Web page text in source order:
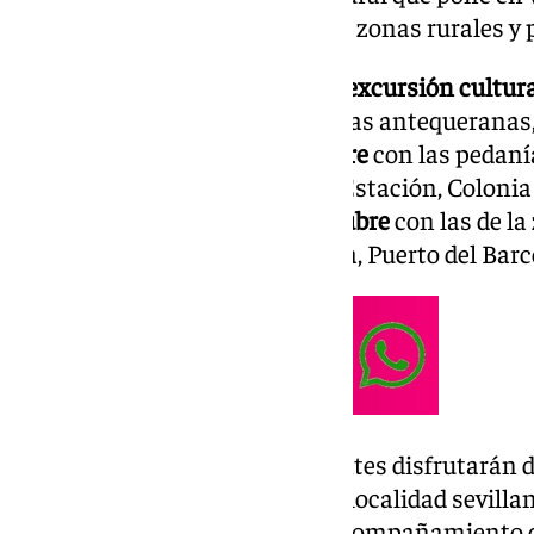
desempeñan las mujeres en las zonas rurales
excursión
mujeres de las distintas pedanías
martes 22 de octubrecon las
Cartaojal, Bobadilla, Bobadilla Estación,
miércoles 23 de octubrecon las de
Nogales, Las Lagunillas, La Joya, Puerto del
Durante la visita, las participantes disfrutarán
principales monumentos de la localidad